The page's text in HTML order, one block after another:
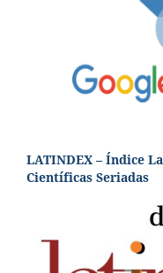
LATINDEX – Índice
Científicas Seriadas